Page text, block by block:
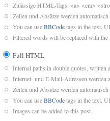
Zulässige HTML-Tags: <a> <em>
Zeilen und Absätze werden automatisch
You can useBBCodetags in the text.
Filtered words will be replaced with
Full HTML
Internal paths in double quotes, written
Internet- und E-Mail-Adressen werden
Zeilen und Absätze werden automatisch
You can useBBCodetags in the text.
Images can be added to this post.